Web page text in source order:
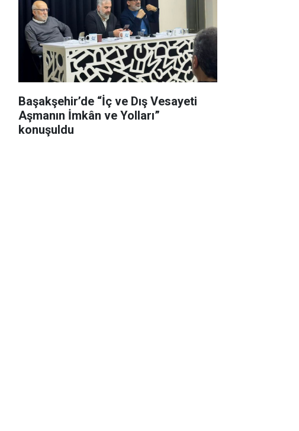
Başakşehir’de “İç ve Dış Vesayeti
Aşmanın İmkân ve Yolları”
konuşuldu